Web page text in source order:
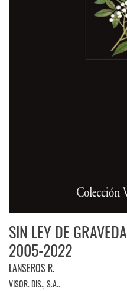
SIN LEY DE
2005-2022
LANSEROS R.
VISOR. DIS., S.A..